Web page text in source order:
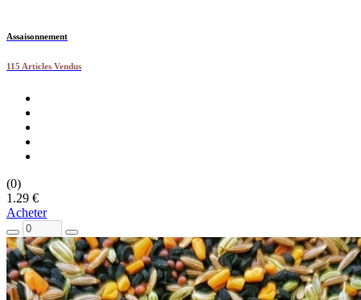
Assaisonnement
115 Articles Vendus
(0)
1.29 €
Acheter